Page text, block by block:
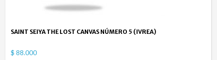
SAINT SEIYA THE LOST CANVAS NÚMERO 5 (IVREA)
$ 88.000